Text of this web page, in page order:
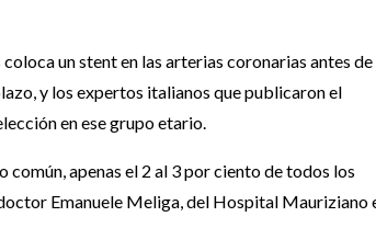
un stent en las arterias coronarias antes
y los expertos italianos que publicaron el
en ese grupo etario.
común, apenas el 2 al 3 por ciento de todos los
Emanuele Meliga, del Hospital Mauriziano